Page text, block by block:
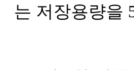
는 저장용량을